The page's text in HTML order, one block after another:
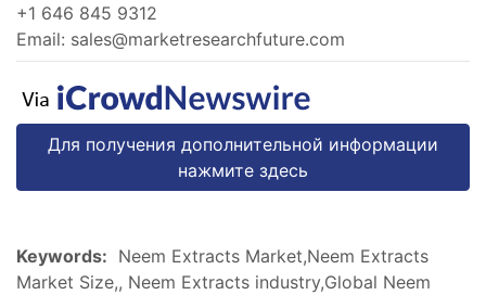
+1 646 845 9312
Email: sales@marketresearchfuture.com
Для получения дополнительной информации
нажмите здесь
Keywords: Neem Extracts Market,Neem Extracts
Market Size,, Neem Extracts industry,Global Neem